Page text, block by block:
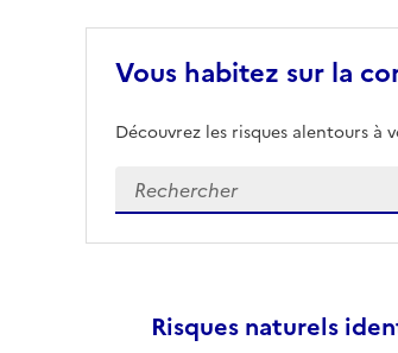
Vous habitez sur la
Découvrez les risques alentours à
Veuillez renseigner votre
Risques naturels